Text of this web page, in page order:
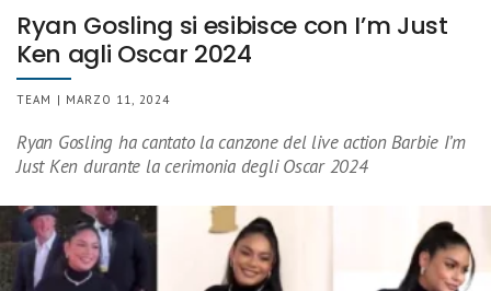
Ryan Gosling si esibisce con I’m Just
Ken agli Oscar 2024
TEAM | MARZO 11, 2024
Ryan Gosling ha cantato la canzone del live action Barbie I’m
Just Ken durante la cerimonia degli Oscar 2024